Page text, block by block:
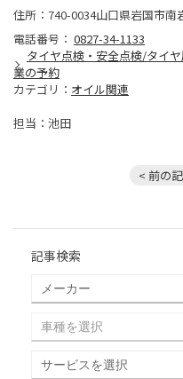
住所：740-0034山口県岩国市南
電話番号： 0827-34-1133
タイヤ点検・安全点検/タイ
業の予約
カテゴリ： オイル関連
担当：池田
< 前の
記事検索